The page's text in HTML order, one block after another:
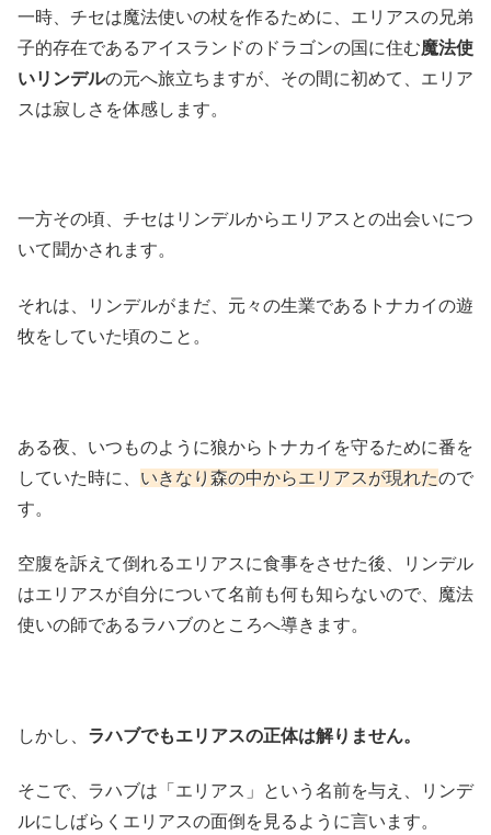
一時、チセは魔法使いの杖を作るために、エリアスの兄弟
子的存在であるアイスランドのドラゴンの国に住む魔法使
いリンデルの元へ旅立ちますが、その間に初めて、エリア
スは寂しさを体感します。
一方その頃、チセはリンデルからエリアスとの出会いにつ
いて聞かされます。
それは、リンデルがまだ、元々の生業であるトナカイの遊
牧をしていた頃のこと。
ある夜、いつものように狼からトナカイを守るために番を
していた時に、 いきなり森の中からエリアスが現れたので
す。
空腹を訴えて倒れるエリアスに食事をさせた後、リンデル
はエリアスが自分について名前も何も知らないので、魔法
使いの師であるラハブのところへ導きます。
しかし、 ラハブでもエリアスの正体は解りません。
そこで、ラハブは「エリアス」という名前を与え、リンデ
ルにしばらくエリアスの面倒を見るように言います。